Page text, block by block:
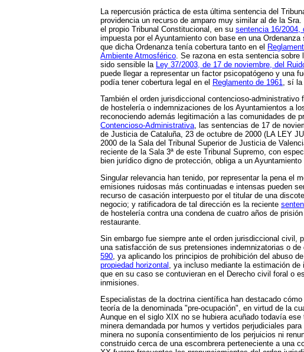
La repercusión práctica de esta última sentencia del
providencia un recurso de amparo muy similar al de la
el propio Tribunal Constitucional, en su sentencia 16/2004,
impuesta por el Ayuntamiento con base en una
que dicha Ordenanza tenía cobertura tanto en el
Ambiente Atmosférico. Se razona en esta sentencia
sido sensible la Ley 37/2003, de 17 de noviembre, del
puede llegar a representar un factor psicopatógeno y una
podía tener cobertura legal en el Reglamento de 1961, sí la
También el orden jurisdiccional contencioso-
de hostelería o indemnizaciones de los Ayuntamientos a
reconociendo además legitimación a las comunidades de
Contencioso-Administrativa, las sentencias de 17 de
de Justicia de Cataluña, 23 de octubre de 2000 (LA LEY
2000 de la Sala del Tribunal Superior de Justicia de
reciente de la Sala 3ª de este Tribunal Supremo, con
bien jurídico digno de protección, obliga a un
Singular relevancia han tenido, por representar la pena el
emisiones ruidosas más continuadas e intensas pueden
recurso de casación interpuesto por el titular de una
negocio; y ratificadora de tal dirección es la reciente
de hostelería contra una condena de cuatro años de
restaurante.
Sin embargo fue siempre ante el orden jurisdiccional civil,
una satisfacción de sus pretensiones indemnizatorias o
590, ya aplicando los principios de prohibición del abuso
propiedad horizontal , ya incluso mediante la estimación
que en su caso se contuvieran en el Derecho civil foral o
inmisiones.
Especialistas de la doctrina científica han destacado
teoría de la denominada "pre-ocupación", en virtud de la
Aunque en el siglo XIX no se hubiera acuñado todavía
minera demandada por humos y vertidos perjudiciales
minera no suponía consentimiento de los perjuicios ni
construido cerca de una escombrera perteneciente a una